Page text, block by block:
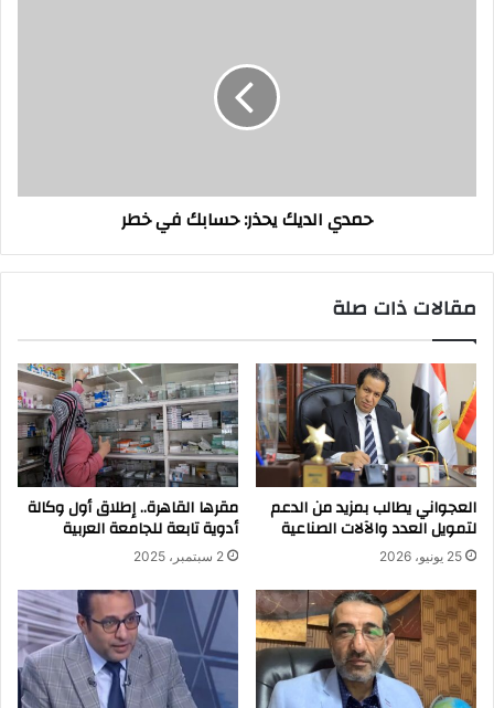
حمدي الديك يحذر: حسابك في خطر
مقالات ذات صلة
العجواني يطالب بمزيد من الدعم
لتمويل العدد والآلات الصناعية
25 يونيو، 2026
مقرها القاهرة.. إطلاق أول وكالة
أدوية تابعة للجامعة العربية
2 سبتمبر، 2025